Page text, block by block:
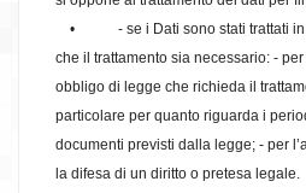
• - se i Dati sono stati trattati in
che il trattamento sia necessario: -
obbligo di legge che richieda il
particolare per quanto riguarda i
documenti previsti dalla legge; - per
la difesa di un diritto o pretesa legale.